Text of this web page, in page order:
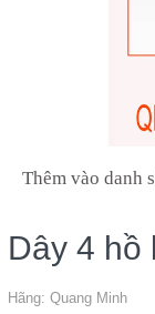
Thêm vào danh
Dây 4 hồ
Hãng: Quang Minh